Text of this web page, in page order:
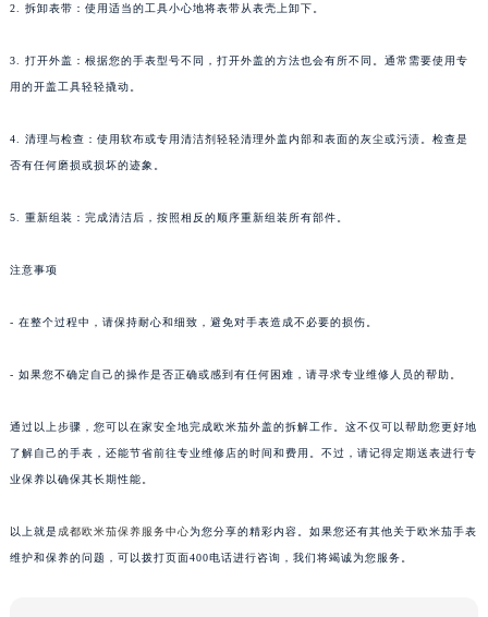
2. 拆卸表带：使用适当的工具小心地将表带从表壳上卸下。
3. 打开外盖：根据您的手表型号不同，打开外盖的方法也会有所不同。通常需要使用专
用的开盖工具轻轻撬动。
4. 清理与检查：使用软布或专用清洁剂轻轻清理外盖内部和表面的灰尘或污渍。检查是
否有任何磨损或损坏的迹象。
5. 重新组装：完成清洁后，按照相反的顺序重新组装所有部件。
注意事项
- 在整个过程中，请保持耐心和细致，避免对手表造成不必要的损伤。
- 如果您不确定自己的操作是否正确或感到有任何困难，请寻求专业维修人员的帮助。
通过以上步骤，您可以在家安全地完成欧米茄外盖的拆解工作。这不仅可以帮助您更好地
了解自己的手表，还能节省前往专业维修店的时间和费用。不过，请记得定期送表进行专
业保养以确保其长期性能。
以上就是 成都欧米茄保养服务中心为您分享的精彩内容。如果您还有其他关于欧米茄手表
维护和保养的问题，可以拨打页面400电话进行咨询，我们将竭诚为您服务。